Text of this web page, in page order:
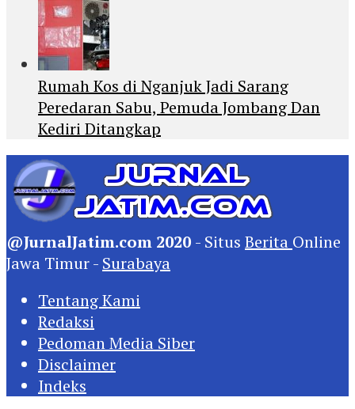
Rumah Kos di Nganjuk Jadi Sarang
Peredaran Sabu, Pemuda Jombang Dan
Kediri Ditangkap
@JurnalJatim.com 2020 - Situs Berita Online
Jawa Timur - Surabaya
Tentang Kami
Redaksi
Pedoman Media Siber
Disclaimer
Indeks